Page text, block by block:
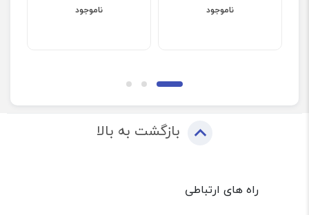
ناموجود ناموجود
بازگشت به بالا
راه های ارتباطی